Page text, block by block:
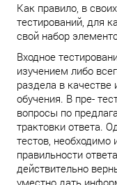
Как правило, в
тестирований, для
свой набор
Входное
изучением либо
раздела в качестве
обучения. В пре-
вопросы по
трактовки ответа.
тестов, необходимо
правильности
действительно